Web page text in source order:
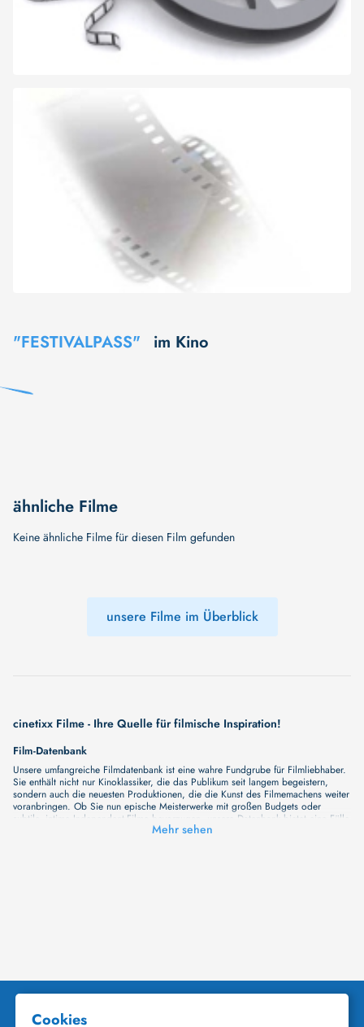
"FESTIVALPASS" im Kino
ähnliche Filme
Keine ähnliche Filme für diesen Film gefunden
unsere Filme im Überblick
cinetixx Filme - Ihre Quelle für filmische Inspiration!
Film-Datenbank
Unsere umfangreiche Filmdatenbank ist eine wahre Fundgrube für Filmliebhaber.
Sie enthält nicht nur Kinoklassiker, die das Publikum seit langem begeistern,
sondern auch die neuesten Produktionen, die die Kunst des Filmemachens weiter
voranbringen. Ob Sie nun epische Meisterwerke mit großen Budgets oder
subtile, intime Independent-Filme bevorzugen, unsere Datenbank bietet eine Fülle
von Inhalten, die Ihr Herz und Ihren Geist berühren werden. Beim Durchstöbern
Kinematographie zu einer noch faszinierenderen Welt werden, die Sie erkunden
Schauspieler-Datenbank
Mehr sehen